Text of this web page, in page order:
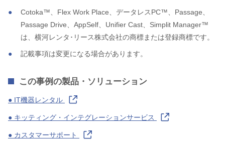
Cotoka™、Flex Work Place、データレスPC™、Passage、
Passage Drive、AppSelf、Unifier Cast、Simplit Manager™
は、横河レンタ･リース株式会社の商標または登録商標です。
記載事項は変更になる場合があります。
この事例の製品・ソリューション
● IT機器レンタル
● キッティング・インテグレーションサービス
● カスタマーサポート